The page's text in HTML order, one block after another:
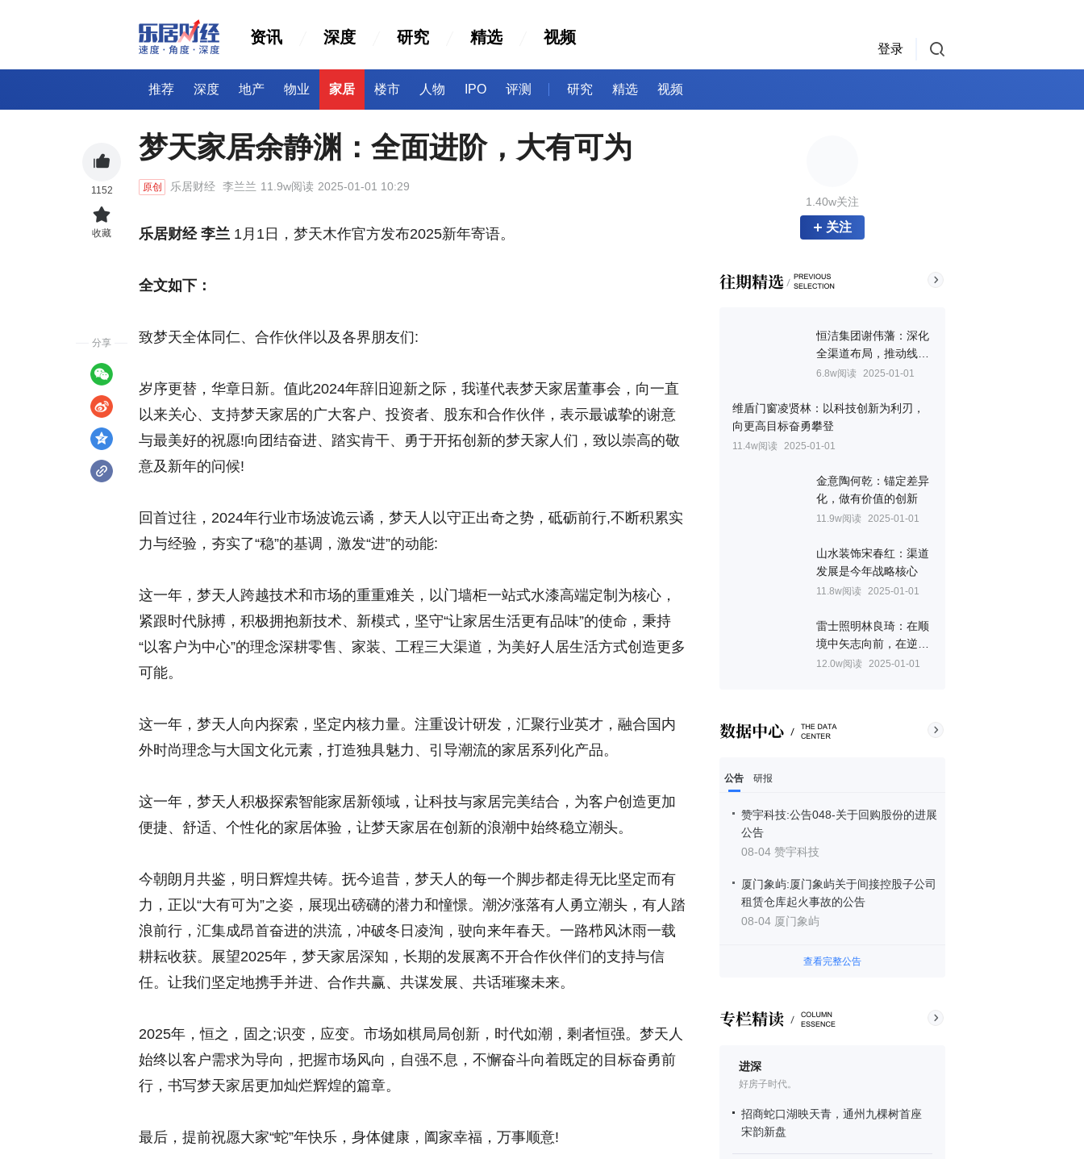
资讯 深度 研究 精选 视频
登录
推荐 深度 地产 物业 家居 楼市 人物 IPO 评测 研究 精选 视频
1.40w关注
关注
恒洁集团谢伟藩：深化
全渠道布局，推动线上
线下深度融合
6.8w阅读 2025-01-01
维盾门窗凌贤林：以科技创新为利刃，
向更高目标奋勇攀登
11.4w阅读 2025-01-01
金意陶何乾：锚定差异
化，做有价值的创新
11.9w阅读 2025-01-01
山水装饰宋春红：渠道
发展是今年战略核心
11.8w阅读 2025-01-01
雷士照明林良琦：在顺
境中矢志向前，在逆境
中力争翻盘
12.0w阅读 2025-01-01
公告 研报
赞宇科技:公告048-关于回购股份的进展
公告
08-04 赞宇科技
厦门象屿:厦门象屿关于间接控股子公司
租赁仓库起火事故的公告
08-04 厦门象屿
查看完整公告
进深
好房子时代。
招商蛇口湖映天青，通州九棵树首座
宋韵新盘
梦天家居余静渊：全面进阶，大有可为
原创 乐居财经 李兰兰 11.9w阅读 2025-01-01 10:29
乐居财经 李兰 1月1日，梦天木作官方发布2025新年寄语。
全文如下：
致梦天全体同仁、合作伙伴以及各界朋友们:
岁序更替，华章日新。值此2024年辞旧迎新之际，我谨代表梦天家居董事会，向一直
以来关心、支持梦天家居的广大客户、投资者、股东和合作伙伴，表示最诚挚的谢意
与最美好的祝愿!向团结奋进、踏实肯干、勇于开拓创新的梦天家人们，致以崇高的敬
意及新年的问候!
回首过往，2024年行业市场波诡云谲，梦天人以守正出奇之势，砥砺前行,不断积累实
力与经验，夯实了“稳”的基调，激发“进”的动能:
这一年，梦天人跨越技术和市场的重重难关，以门墙柜一站式水漆高端定制为核心，
紧跟时代脉搏，积极拥抱新技术、新模式，坚守“让家居生活更有品味”的使命，秉持
“以客户为中心”的理念深耕零售、家装、工程三大渠道，为美好人居生活方式创造更多
可能。
这一年，梦天人向内探索，坚定内核力量。注重设计研发，汇聚行业英才，融合国内
外时尚理念与大国文化元素，打造独具魅力、引导潮流的家居系列化产品。
这一年，梦天人积极探索智能家居新领域，让科技与家居完美结合，为客户创造更加
便捷、舒适、个性化的家居体验，让梦天家居在创新的浪潮中始终稳立潮头。
今朝朗月共鉴，明日辉煌共铸。抚今追昔，梦天人的每一个脚步都走得无比坚定而有
力，正以“大有可为”之姿，展现出磅礴的潜力和憧憬。潮汐涨落有人勇立潮头，有人踏
浪前行，汇集成昂首奋进的洪流，冲破冬日凌洵，驶向来年春天。一路栉风沐雨一载
耕耘收获。展望2025年，梦天家居深知，长期的发展离不开合作伙伴们的支持与信
任。让我们坚定地携手并进、合作共赢、共谋发展、共话璀璨未来。
2025年，恒之，固之;识变，应变。市场如棋局局创新，时代如潮，剩者恒强。梦天人
始终以客户需求为导向，把握市场风向，自强不息，不懈奋斗向着既定的目标奋勇前
行，书写梦天家居更加灿烂辉煌的篇章。
最后，提前祝愿大家“蛇”年快乐，身体健康，阖家幸福，万事顺意!
1152
收藏
分享